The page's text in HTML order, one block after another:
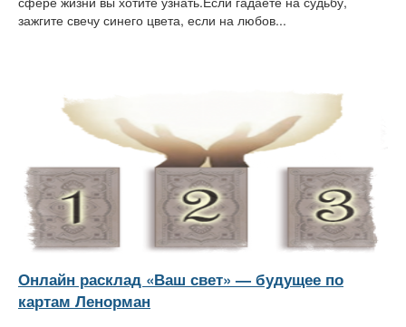
зажгите свечу синего цвета, если на любов...
Онлайн расклад «Ваш свет» — будущее по
картам Ленорман